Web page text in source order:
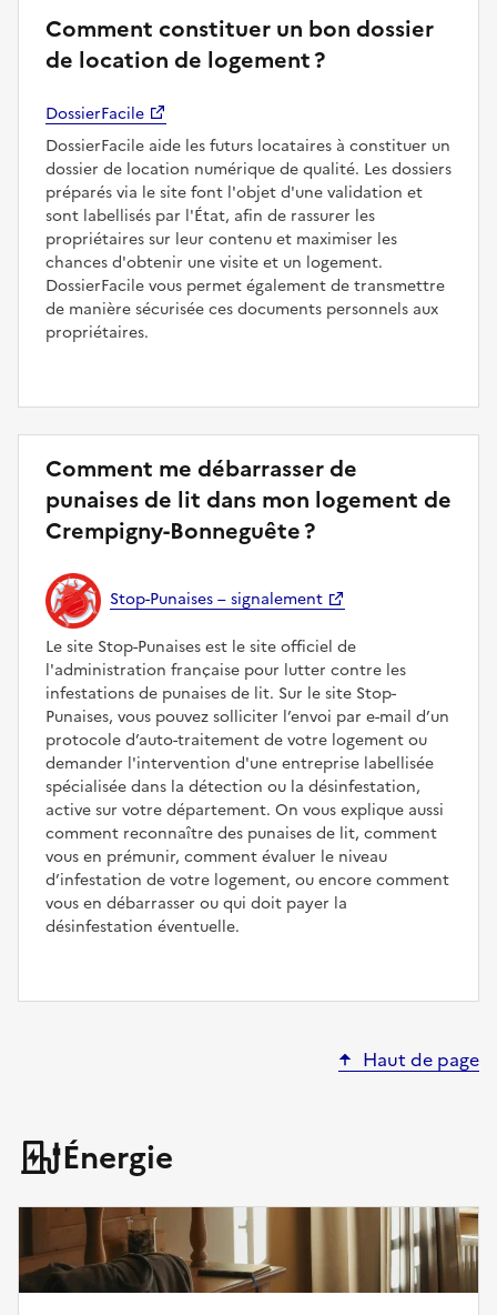
Comment constituer un bon dossier
de location de logement ?
DossierFacile
DossierFacile aide les futurs locataires à constituer un
dossier de location numérique de qualité. Les dossiers
préparés via le site font l'objet d'une validation et
sont labellisés par l'État, afin de rassurer les
propriétaires sur leur contenu et maximiser les
chances d'obtenir une visite et un logement.
DossierFacile vous permet également de transmettre
de manière sécurisée ces documents personnels aux
propriétaires.
Comment me débarrasser de
punaises de lit dans mon logement de
Crempigny-Bonneguête ?
Stop-Punaises – signalement
Le site Stop-Punaises est le site officiel de
l'administration française pour lutter contre les
infestations de punaises de lit. Sur le site Stop-
Punaises, vous pouvez solliciter l’envoi par e-mail d’un
protocole d’auto-traitement de votre logement ou
demander l'intervention d'une entreprise labellisée
spécialisée dans la détection ou la désinfestation,
active sur votre département. On vous explique aussi
comment reconnaître des punaises de lit, comment
vous en prémunir, comment évaluer le niveau
d’infestation de votre logement, ou encore comment
vous en débarrasser ou qui doit payer la
désinfestation éventuelle.
Haut de page
Énergie